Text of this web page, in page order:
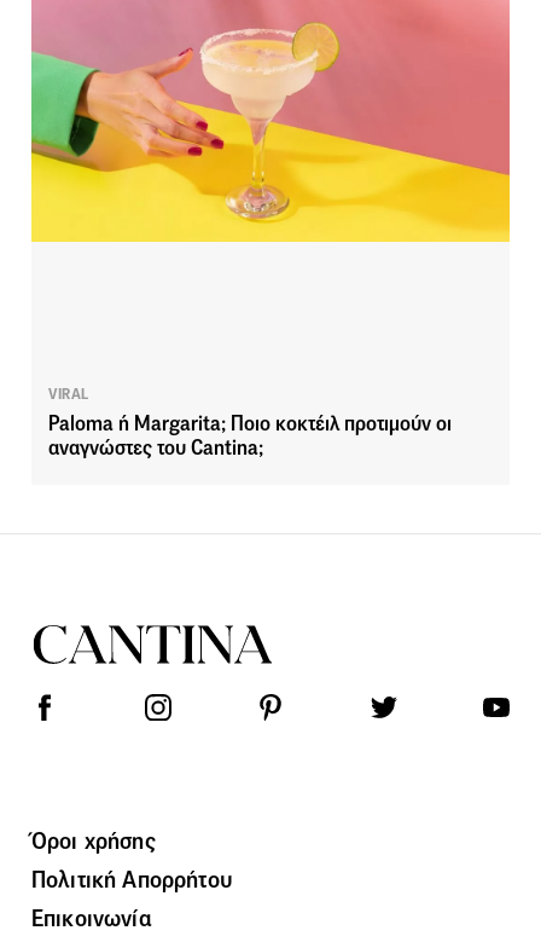
VIRAL
Paloma ή Margarita; Ποιο κοκτέιλ προτιμούν οι
αναγνώστες του Cantina;
Όροι χρήσης
Πολιτική Απορρήτου
Επικοινωνία